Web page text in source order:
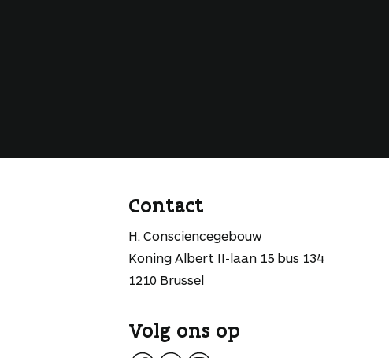
Contact
H. Consciencegebouw
Koning Albert II-laan 15 bus 134
1210 Brussel
Volg ons op